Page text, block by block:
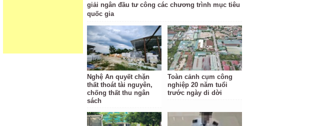
giải ngân đầu tư công các chương trình mục tiêu
quốc gia
Nghệ An quyết chặn
thất thoát tài nguyên,
chống thất thu ngân
sách
Toàn cảnh cụm công
nghiệp 20 năm tuổi
trước ngày di dời